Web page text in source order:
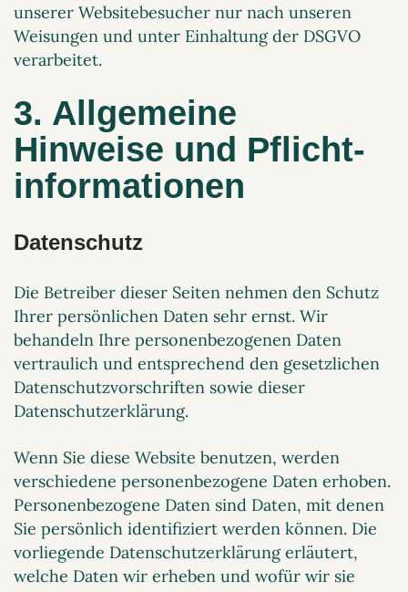
unserer Websitebesucher nur nach unseren
Weisungen und unter Einhaltung der DSGVO
verarbeitet.
3. Allgemeine
Hinweise und Pflicht­
informationen
Datenschutz
Die Betreiber dieser Seiten nehmen den Schutz
Ihrer persönlichen Daten sehr ernst. Wir
behandeln Ihre personenbezogenen Daten
vertraulich und entsprechend den gesetzlichen
Datenschutzvorschriften sowie dieser
Datenschutzerklärung.
Wenn Sie diese Website benutzen, werden
verschiedene personenbezogene Daten erhoben.
Personenbezogene Daten sind Daten, mit denen
Sie persönlich identifiziert werden können. Die
vorliegende Datenschutzerklärung erläutert,
welche Daten wir erheben und wofür wir sie